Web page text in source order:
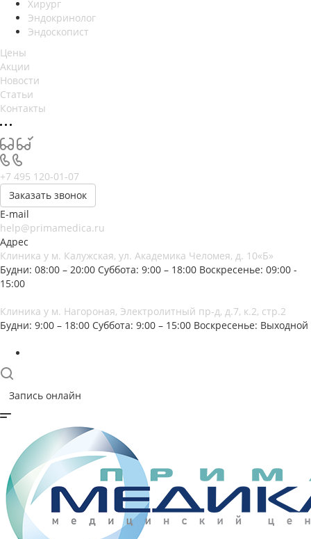
Хирург
Эндокринолог
Эндоскопист
Цены
Акции
Новости
Статьи
Контакты
+7 495 120-01-07
Заказать звонок
E-mail
help@primamedica.ru
Адрес
Клиника у м. Калужская, ул. Академика Челомея, д. 10«Б»
Будни: 08:00 – 20:00 Суббота: 9:00 – 18:00 Воскресенье: 09:00 -
15:00
Клиника у м. Нагороная, Электролитный пр-д, д.7, к.2, стр.2
Будни: 9:00 – 18:00 Суббота: 9:00 – 15:00 Воскресенье: Выходной
Запись онлайн